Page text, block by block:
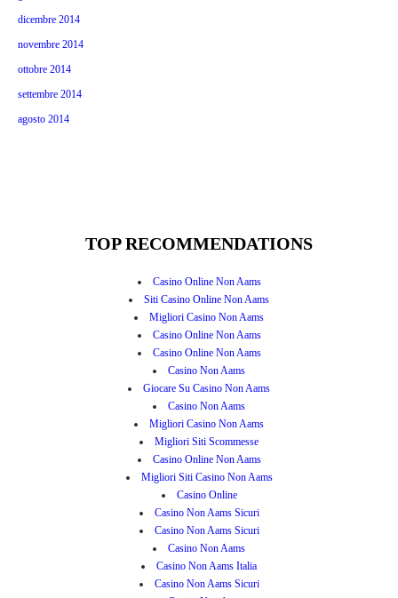
dicembre 2014
novembre 2014
ottobre 2014
settembre 2014
agosto 2014
TOP RECOMMENDATIONS
Casino Online Non Aams
Siti Casino Online Non Aams
Migliori Casino Non Aams
Casino Online Non Aams
Casino Online Non Aams
Casino Non Aams
Giocare Su Casino Non Aams
Casino Non Aams
Migliori Casino Non Aams
Migliori Siti Scommesse
Casino Online Non Aams
Migliori Siti Casino Non Aams
Casino Online
Casino Non Aams Sicuri
Casino Non Aams Sicuri
Casino Non Aams
Casino Non Aams Italia
Casino Non Aams Sicuri